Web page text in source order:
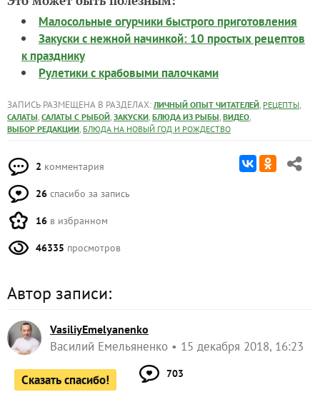
Малосольные огурчики быстрого приготовления
Закуски с нежной начинкой: 10 простых рецептов
к празднику
Рулетики с крабовыми палочками
ЗАПИСЬ РАЗМЕЩЕНА В РАЗДЕЛАХ: ЛИЧНЫЙ ОПЫТ ЧИТАТЕЛЕЙ, РЕЦЕПТЫ,
САЛАТЫ, САЛАТЫ С РЫБОЙ, ЗАКУСКИ, БЛЮДА ИЗ РЫБЫ, ВИДЕО,
ВЫБОР РЕДАКЦИИ, БЛЮДА НА НОВЫЙ ГОД И РОЖДЕСТВО
2 комментария
26 спасибо за запись
16 в избранном
46335 просмотров
Автор записи:
VasiliyEmelyanenko
Василий Емельяненко 15 декабря 2018, 16:23
Сказать спасибо! 703